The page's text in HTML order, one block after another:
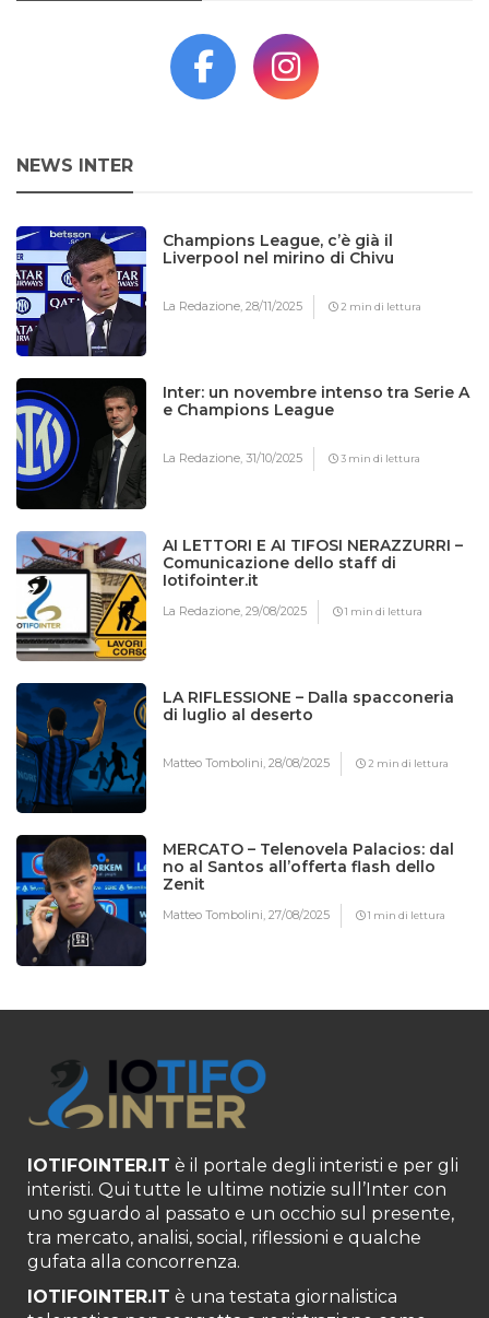
NEWS INTER
Champions League, c’è già il
Liverpool nel mirino di Chivu
La Redazione,28/11/2025 2 min di lettura
Inter: un novembre intenso tra Serie A
e Champions League
La Redazione,31/10/2025 3 min di lettura
AI LETTORI E AI TIFOSI NERAZZURRI –
Comunicazione dello staff di
Iotifointer.it
La Redazione,29/08/2025 1 min di lettura
LA RIFLESSIONE – Dalla spacconeria
di luglio al deserto
Matteo Tombolini,28/08/2025 2 min di lettura
MERCATO – Telenovela Palacios: dal
no al Santos all’offerta flash dello
Zenit
Matteo Tombolini,27/08/2025 1 min di lettura
IOTIFOINTER.IT è il portale degli interisti e per gli
interisti. Qui tutte le ultime notizie sull’Inter con
uno sguardo al passato e un occhio sul presente,
tra mercato, analisi, social, riflessioni e qualche
gufata alla concorrenza.
IOTIFOINTER.IT è una testata giornalistica